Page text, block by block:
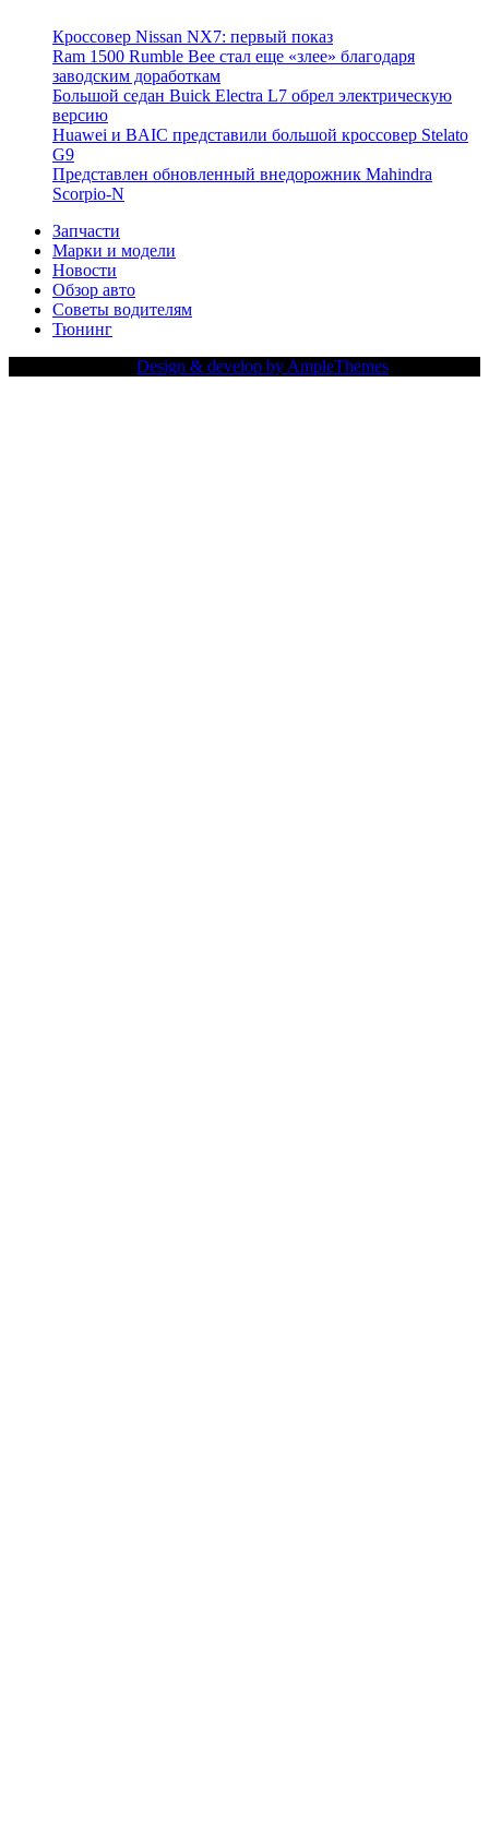
Кроссовер Nissan NX7: первый показ
Ram 1500 Rumble Bee стал еще «злее» благодаря
заводским доработкам
Большой седан Buick Electra L7 обрел электрическую
версию
Huawei и BAIC представили большой кроссовер Stelato
G9
Представлен обновленный внедорожник Mahindra
Scorpio-N
Запчасти
Марки и модели
Новости
Обзор авто
Советы водителям
Тюнинг
Design & develop by AmpleThemes